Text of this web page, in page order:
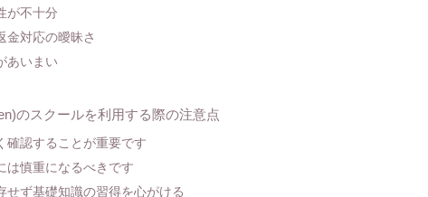
が不十分
金対応の曖昧さ
あいまい
のスクールを利用する際の注意点
確認することが重要です
は慎重になるべきです
せず基礎知識の習得を心がける